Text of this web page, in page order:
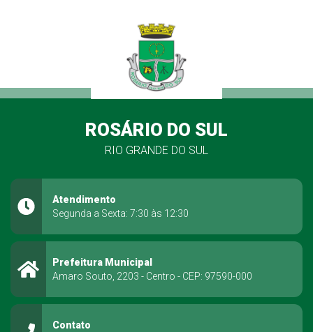
ROSÁRIO DO SUL
RIO GRANDE DO SUL
Atendimento
Segunda a Sexta: 7:30 às 12:30
Prefeitura Municipal
Amaro Souto, 2203 - Centro - CEP: 97590-000
Contato